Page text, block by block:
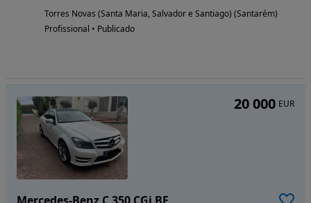
Torres Novas (Santa Maria, Salvador e Santiago) (Santarém)
Profissional • Publicado
20 000 EUR